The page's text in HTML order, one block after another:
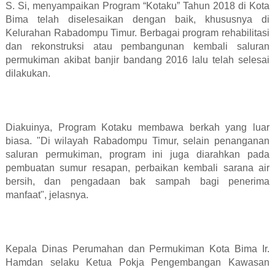
S. Si, menyampaikan Program “Kotaku” Tahun 2018 di Kota
Bima telah diselesaikan dengan baik, khususnya di
Kelurahan Rabadompu Timur. Berbagai program rehabilitasi
dan rekonstruksi atau pembangunan kembali saluran
permukiman akibat banjir bandang 2016 lalu telah selesai
dilakukan.
Diakuinya, Program Kotaku membawa berkah yang luar
biasa. "Di wilayah Rabadompu Timur, selain penanganan
saluran permukiman, program ini juga diarahkan pada
pembuatan sumur resapan, perbaikan kembali sarana air
bersih, dan pengadaan bak sampah bagi penerima
manfaat", jelasnya.
Kepala Dinas Perumahan dan Permukiman Kota Bima Ir.
Hamdan selaku Ketua Pokja Pengembangan Kawasan